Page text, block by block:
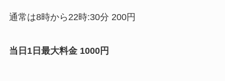
通常は8時から22時:30分 200円
当日1日最大料金 1000円